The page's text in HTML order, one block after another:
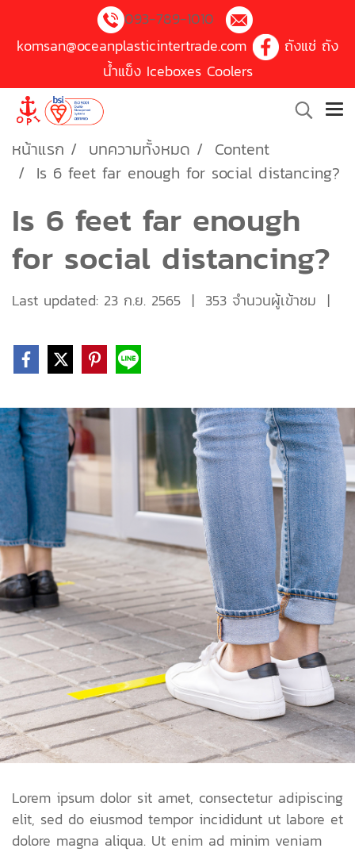
093-789-1010
komsan@oceanplasticintertrade.com
ถังแช่ ถัง
น้ำแข็ง Iceboxes Coolers
หน้าแรก บทความทั้งหมด
Content
Is 6 feet far enough for social distancing?
Is 6 feet far enough
for social distancing?
Last updated: 23 ก.ย. 2565 | 353 จำนวนผู้เข้าชม |
Lorem ipsum dolor sit amet, consectetur adipiscing
elit, sed do eiusmod tempor incididunt ut labore et
dolore magna aliqua. Ut enim ad minim veniam